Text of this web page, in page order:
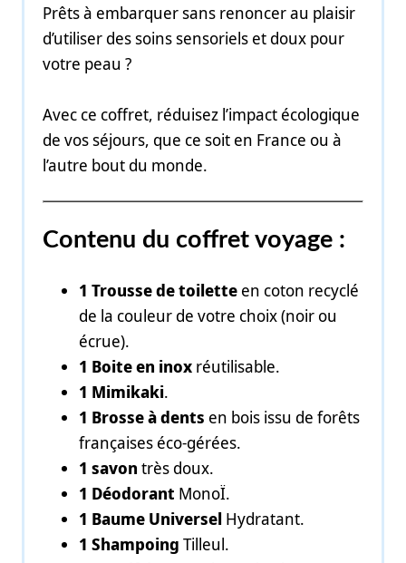
Prêts à embarquer sans renoncer au plaisir
d’utiliser des soins sensoriels et doux pour
votre peau ?
Avec ce coffret, réduisez l’impact écologique
de vos séjours, que ce soit en France ou à
l’autre bout du monde.
Contenu du coffret voyage :
1 Trousse de toilette en coton recyclé
de la couleur de votre choix (noir ou
écrue).
1 Boite en inox réutilisable.
1 Mimikaki.
1 Brosse à dents en bois issu de forêts
françaises éco-gérées.
1 savon très doux.
1 Déodorant MonoÏ.
1 Baume Universel Hydratant.
1 Shampoing Tilleul.